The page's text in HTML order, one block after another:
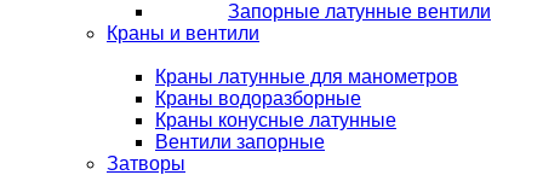
Запорные латунные вентили
Краны и вентили
Краны латунные для манометров
Краны водоразборные
Краны конусные латунные
Вентили запорные
Затворы